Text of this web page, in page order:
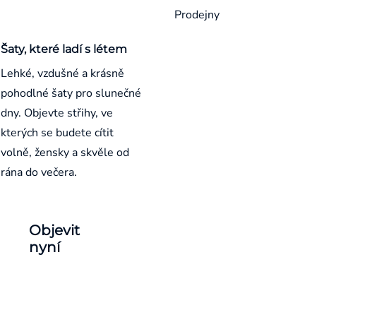
Šaty, které ladí s létem
Lehké, vzdušné a krásně
pohodlné šaty pro slunečné
dny. Objevte střihy, ve
kterých se budete cítit
volně, žensky a skvěle od
rána do večera.
Objevit
nyní
Prodejny